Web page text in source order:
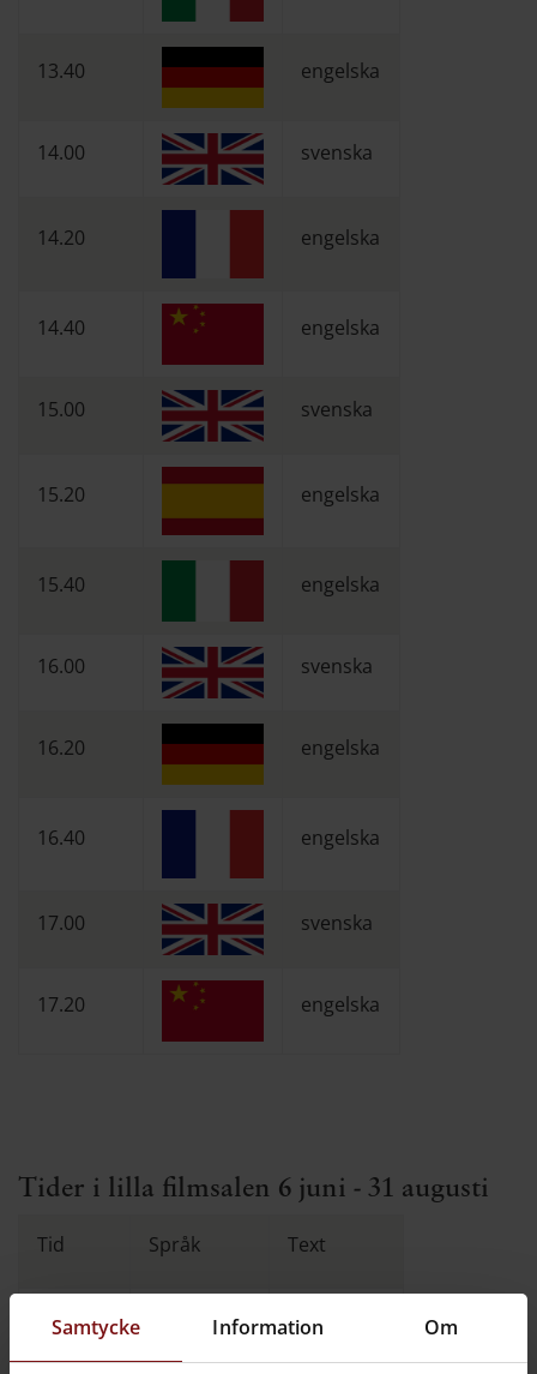
Samtycke Information Om
13.40 engelska
14.00 svenska
14.20 engelska
14.40 engelska
15.00 svenska
15.20 engelska
15.40 engelska
16.00 svenska
16.20 engelska
16.40 engelska
17.00 svenska
17.20 engelska
Tider i lilla filmsalen 6 juni - 31 augusti
Tid Språk Text
8.40 Engelska